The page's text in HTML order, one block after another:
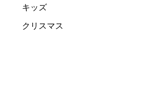
キッズ
クリスマス